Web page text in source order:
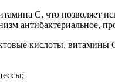
С, что позволяет
антибактериальное,
кислоты, витамины